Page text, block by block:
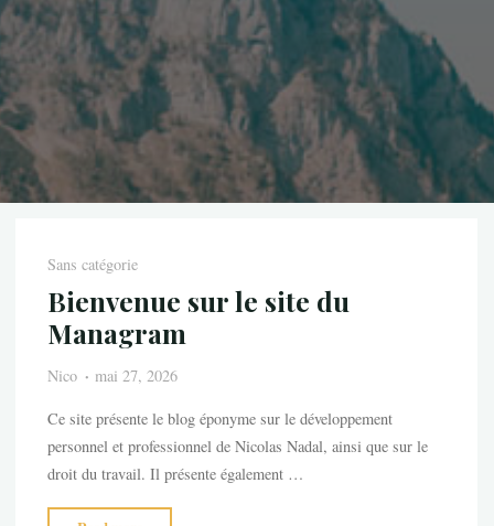
Sans catégorie
Bienvenue sur le site du
Managram
Nico mai 27, 2026
Ce site présente le blog éponyme sur le développement
personnel et professionnel de Nicolas Nadal, ainsi que sur le
droit du travail. Il présente également …